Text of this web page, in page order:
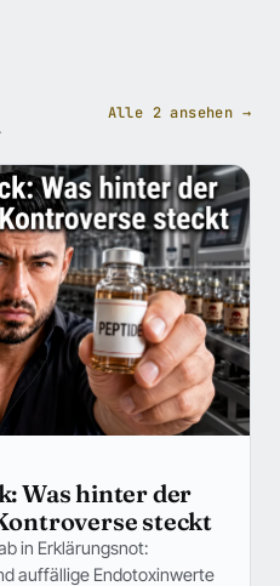
Alle 2 ansehen →
Was hinter der
steckt
in Erklärungsnot:
auffällige Endotoxinwerte